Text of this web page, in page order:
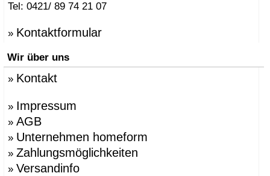
Tel: 0421/ 89 74 21 07
» Kontaktformular
Wir über uns
» Kontakt
» Impressum
» AGB
» Unternehmen homeform
» Zahlungsmöglichkeiten
» Versandinfo